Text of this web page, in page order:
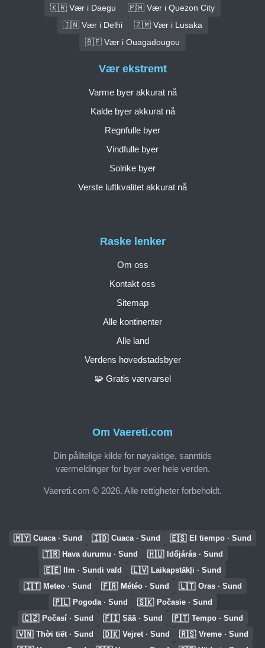
🇰🇷 Vær i Daegu
🇵🇭 Vær i Quezon City
🇮🇳 Vær i Delhi
🇿🇲 Vær i Lusaka
🇧🇫 Vær i Ouagadougou
Om Vaereti.com
Din pålitelige kilde for nøyaktige, sanntids
værmeldinger for byer over hele verden.
Vaereti.com © 2026. Alle rettigheter forbeholdt.
Raske lenker
Om oss
Kontakt oss
Sitemap
Alle kontinenter
Alle land
Verdens hovedstadsbyer
🧩 Gratis værvarsel
Vær ekstremt
Varme byer akkurat nå
Kalde byer akkurat nå
Regnfulle byer
Vindfulle byer
Solrike byer
Verste luftkvalitet akkurat nå
🇲🇾 Cuaca · Sund 🇮🇩 Cuaca · Sund 🇪🇸 El tiempo · Sund
🇹🇷 Hava durumu · Sund 🇭🇺 Időjárás · Sund
🇪🇪 Ilm · Sundi vald 🇱🇻 Laikapstākļi · Sund
🇮🇹 Meteo · Sund 🇫🇷 Météo · Sund 🇱🇹 Oras · Sund
🇵🇱 Pogoda · Sund 🇸🇰 Počasie · Sund
🇨🇿 Počasí · Sund 🇫🇮 Sää · Sund 🇵🇹 Tempo · Sund
🇻🇳 Thời tiết · Sund 🇩🇰 Vejret · Sund 🇷🇸 Vreme · Sund